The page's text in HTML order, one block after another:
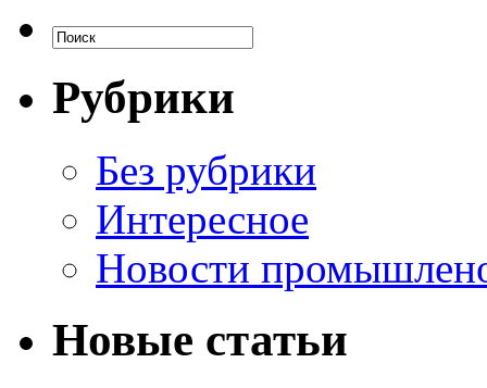
Рубрики
Без рубрики
Интересное
Новости
Новые статьи